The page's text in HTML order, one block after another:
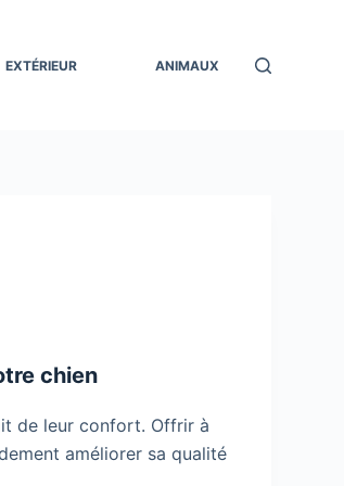
EXTÉRIEUR ANIMAUX
chien
de leur confort. Offrir à
améliorer sa qualité